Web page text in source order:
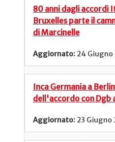
80 anni dagli accordi
Bruxelles parte il
di Marcinelle
24 Giugno
Inca Germania a
dell'accordo con Dgb
23 Giugno